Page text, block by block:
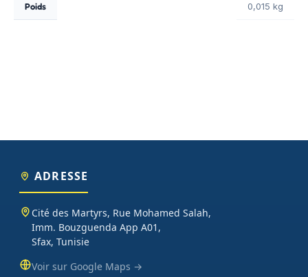
Poids 0,015 kg
ADRESSE
Cité des Martyrs, Rue Mohamed Salah,
Imm. Bouzguenda App A01,
Sfax, Tunisie
Voir sur Google Maps →